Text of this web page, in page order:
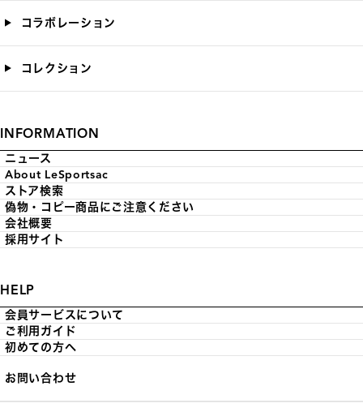
コラボレーション
コレクション
INFORMATION
ニュース
About LeSportsac
ストア検索
偽物・コピー商品にご注意ください
会社概要
採用サイト
HELP
会員サービスについて
ご利用ガイド
初めての方へ
お問い合わせ